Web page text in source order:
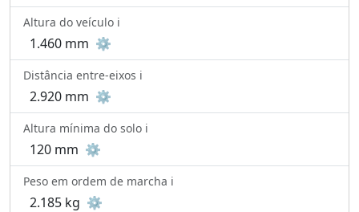
Altura do veículo ℹ️
1.460 mm ⚙️
Distância entre-eixos ℹ️
2.920 mm ⚙️
Altura mínima do solo ℹ️
120 mm ⚙️
Peso em ordem de marcha ℹ️
2.185 kg ⚙️